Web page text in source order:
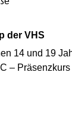
der VHS
14 und 19
–